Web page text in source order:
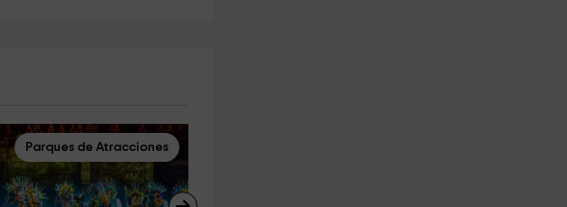
Parques de Atracciones